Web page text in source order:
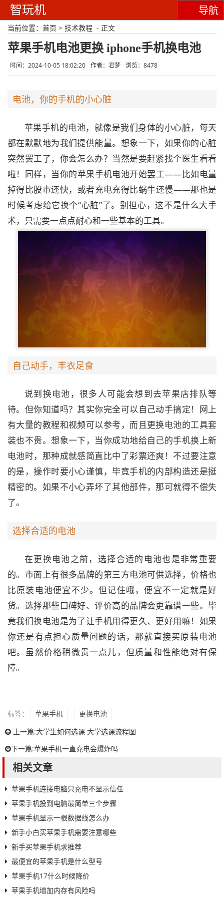
智玩机 导航
当前位置： 首页 > 技术教程 - 正文
苹果手机电池更换 iphone手机换电池
时间：2024-10-05 18:02:20 作者：君梦 浏览：8478
电池，你的手机的小心脏
苹果手机的电池，就像是我们身体的小心脏，每天
都在默默地为我们提供能量。想象一下，如果你的心脏
突然罢工了，你会怎么办？当然是要赶紧找个医生看看
啦！同样，当你的苹果手机电池开始罢工——比如电量
掉得比股市还快，或者充电充得比蜗牛还慢——那也是
时候考虑给它换个“心脏”了。别担心，这不是什么大手
术，只需要一点点耐心和一些基本的工具。
自己动手，丰衣足食
说到换电池，很多人可能会想到去苹果店排队等
待。但你知道吗？其实你完全可以自己动手搞定！网上
有大量的教程和视频可以参考，而且更换电池的工具套
装也不贵。想象一下，当你成功地给自己的手机换上新
电池时，那种成就感简直比中了彩票还爽！不过要注意
的是，操作时要小心谨慎，毕竟手机的内部构造还是挺
精密的。如果不小心弄坏了其他部件，那可就得不偿失
了。
选择合适的电池
在更换电池之前，选择合适的电池也是非常重要
的。市面上有很多品牌的第三方电池可供选择，价格也
比原装电池便宜不少。但记住哦，便宜不一定就是好
货。选择那些口碑好、评价高的品牌会更靠谱一些。毕
竟我们换电池是为了让手机用得更久、更好用嘛！如果
你还是有点担心质量问题的话，那就直接买原装电池
吧。虽然价格稍微贵一点儿，但质量和性能绝对有保
障。
标签： 苹果手机
更换电池
上一篇:大学生如何选课 大学选课流程图
下一篇:苹果手机一直充电会爆炸吗
相关文章
苹果手机连接电脑只充电不显示信任
苹果手机投到电脑最简单三个步骤
苹果手机显示一根数据线怎么办
新手小白买苹果手机需要注意哪些
新手买苹果手机求推荐
最便宜的苹果手机是什么型号
苹果手机17什么时候降价
苹果手机增加内存有风险吗